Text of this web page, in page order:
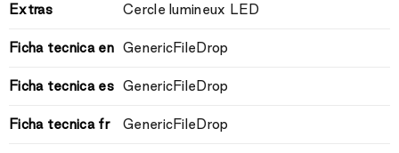
Extras Cercle lumineux LED
Ficha tecnica en GenericFileDrop
Ficha tecnica es GenericFileDrop
Ficha tecnica fr GenericFileDrop